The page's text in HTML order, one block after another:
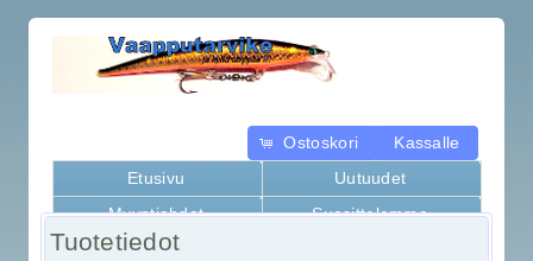
Ostoskori
Kassalle
Etusivu
Uutuudet
Myyntiehdot
Suosittelemme
Kaikki tuotteet
Tuotetiedot